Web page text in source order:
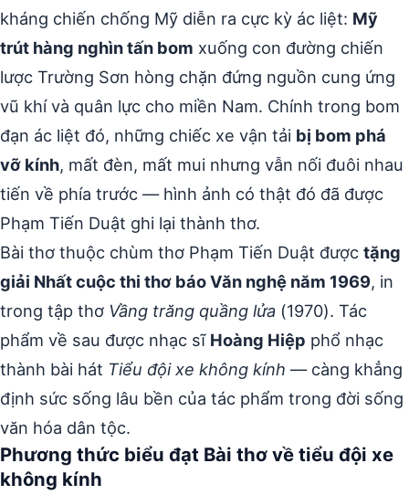
kháng chiến chống Mỹ diễn ra cực kỳ ác liệt: Mỹ
trút hàng nghìn tấn bom xuống con đường chiến
lược Trường Sơn hòng chặn đứng nguồn cung ứng
vũ khí và quân lực cho miền Nam. Chính trong bom
đạn ác liệt đó, những chiếc xe vận tải bị bom phá
vỡ kính, mất đèn, mất mui nhưng vẫn nối đuôi nhau
tiến về phía trước — hình ảnh có thật đó đã được
Phạm Tiến Duật ghi lại thành thơ.
Bài thơ thuộc chùm thơ Phạm Tiến Duật được tặng
giải Nhất cuộc thi thơ báo Văn nghệ năm 1969, in
trong tập thơ Vầng trăng quầng lửa (1970). Tác
phẩm về sau được nhạc sĩ Hoàng Hiệp phổ nhạc
thành bài hát Tiểu đội xe không kính — càng khẳng
định sức sống lâu bền của tác phẩm trong đời sống
văn hóa dân tộc.
Phương thức biểu đạt Bài thơ về tiểu đội xe
không kính